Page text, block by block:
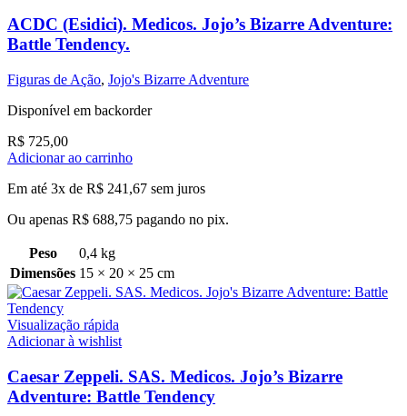
ACDC (Esidici). Medicos. Jojo’s Bizarre Adventure:
Battle Tendency.
Figuras de Ação, Jojo's Bizarre Adventure
Disponível em backorder
R$ 725,00
Adicionar ao carrinho
Em até 3x de R$ 241,67 sem juros
Ou apenas R$ 688,75 pagando no pix.
Peso
0,4 kg
Dimensões 15 × 20 × 25 cm
Visualização rápida
Adicionar à wishlist
Caesar Zeppeli. SAS. Medicos. Jojo’s Bizarre
Adventure: Battle Tendency